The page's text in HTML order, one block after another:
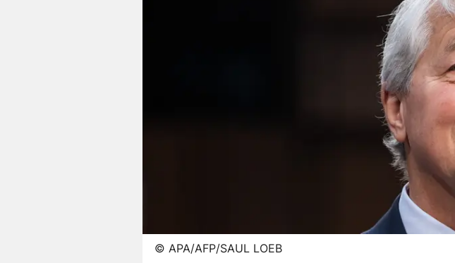
© APA/AFP/SAUL LOEB